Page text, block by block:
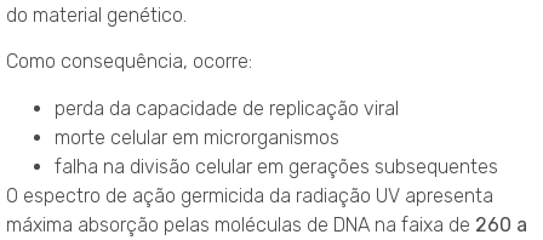
do material genético.
Como consequência, ocorre:
perda da capacidade de replicação viral
morte celular em microrganismos
falha na divisão celular em gerações subsequentes
O espectro de ação germicida da radiação UV apresenta
máxima absorção pelas moléculas de DNA na faixa de 260 a